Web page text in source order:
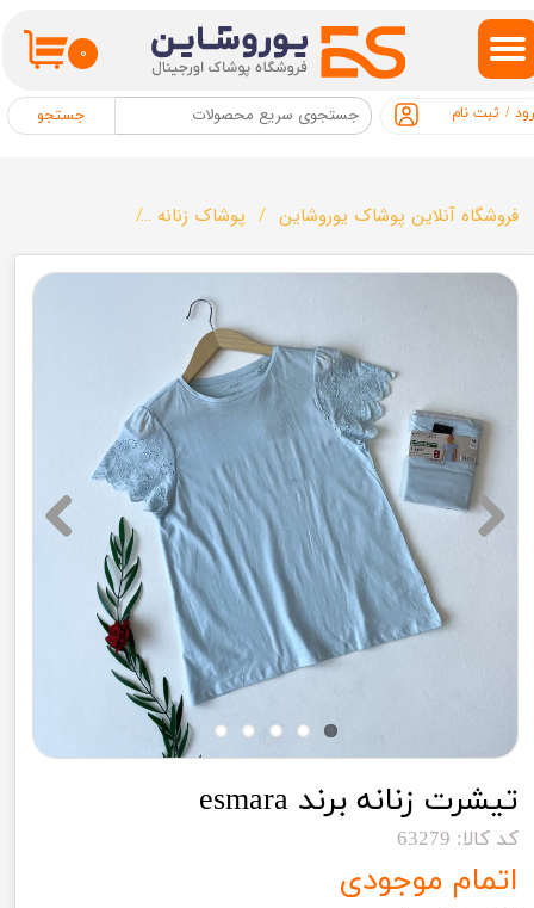
۰
جستجو / ثبت نام
حساب کاربری من
تغییر گذر واژه
خروج از حساب کاربری
فروشگاه آنلاین پوشاک یوروشاین پوشاک زنانه
تیشرت زنانه برند esmara
کد کالا: 63279
اتمام موجودی